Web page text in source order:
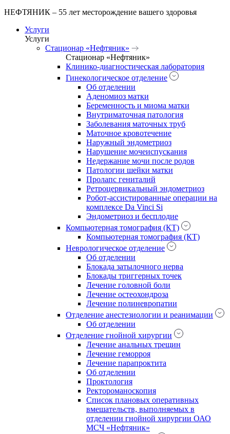
НЕФТЯНИК – 55 лет месторождение вашего здоровья
Услуги
Услуги
Стационар «Нефтяник»
Стационар «Нефтяник»
Клинико-диагностическая лаборатория
Гинекологическое отделение
Об отделении
Аденомиоз матки
Беременность и миома матки
Внутриматочная патология
Заболевания маточных труб
Маточное кровотечение
Наружный эндометриоз
Нарушение мочеиспускания
Недержание мочи после родов
Патологии шейки матки
Пролапс гениталий
Ретроцервикальный эндометриоз
Робот-ассистированные операции на
комплексе Da Vinci Si
Эндометриоз и бесплодие
Компьютерная томография (КТ)
Компьютерная томография (КТ)
Неврологическое отделение
Об отделении
Блокада затылочного нерва
Блокады триггерных точек
Лечение головной боли
Лечение остеохондроза
Лечение полиневропатии
Отделение анестезиологии и реанимации
Об отделении
Отделение гнойной хирургии
Лечение анальных трещин
Лечение геморроя
Лечение парапроктита
Об отделении
Проктология
Ректороманоскопия
Список плановых оперативных
вмешательств, выполняемых в
отделении гнойной хирургии ОАО
МСЧ «Нефтяник»